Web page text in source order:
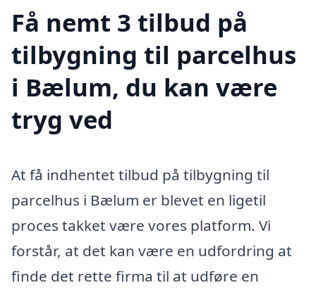
Få nemt 3 tilbud på
tilbygning til parcelhus
i Bælum, du kan være
tryg ved
At få indhentet tilbud på tilbygning til
parcelhus i Bælum er blevet en ligetil
proces takket være vores platform. Vi
forstår, at det kan være en udfordring at
finde det rette firma til at udføre en